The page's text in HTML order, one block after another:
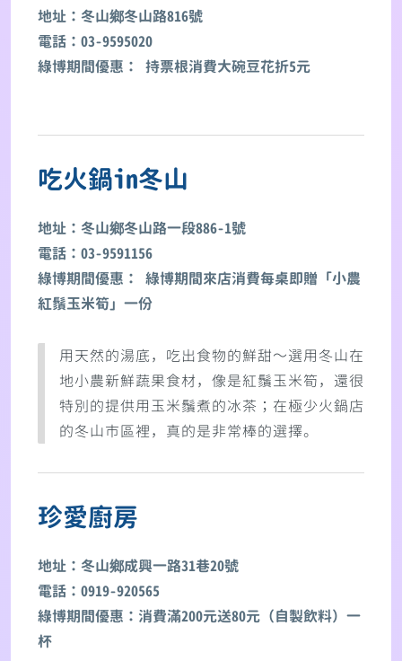
地址：冬山鄉冬山路816號
電話：03-9595020
綠博期間優惠： 持票根消費大碗豆花折5元
吃火鍋in冬山
地址：冬山鄉冬山路一段886-1號
電話：03-9591156
綠博期間優惠： 綠博期間來店消費每桌即贈「小農
紅鬚玉米筍」一份
用天然的湯底，吃出食物的鮮甜～選用冬山在
地小農新鮮蔬果食材，像是紅鬚玉米筍，還很
特別的提供用玉米鬚煮的冰茶；在極少火鍋店
的冬山市區裡，真的是非常棒的選擇。
珍愛廚房
地址：冬山鄉成興一路31巷20號
電話：0919-920565
綠博期間優惠：消費滿200元送80元（自製飲料）一
杯